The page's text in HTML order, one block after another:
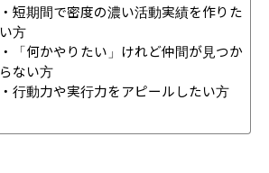
・短期間で密度の濃い活動実績を作りた
い方
・「何かやりたい」けれど仲間が見つか
らない方
・行動力や実行力をアピールしたい方